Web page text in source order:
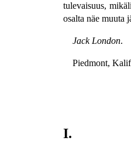
tulevaisuus,
osalta näe muuta
Jack London.
Piedmont,
I.